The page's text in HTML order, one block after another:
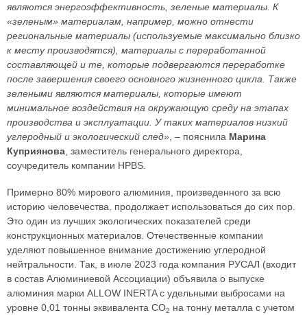
являются энергоэффективность, зеленые материалы. К
«зеленым» материалам, например, можно отнести
региональные материалы (используемые максимально близко
к месту производятся), материалы с переработанной
составляющей и те, которые подвергаются переработке
после завершения своего основного жизненного цикла. Также
зелеными являются материалы, которые имеют
минимальное воздействия на окружающую среду на этапах
производства и эксплуатации. У таких материалов низкий
углеродный и экологический след» , – пояснила Марина
Куприянова , заместитель генерального директора,
соучредитель компании HPBS.
Примерно 80% мирового алюминия, произведенного за всю
историю человечества, продолжает использоваться до сих пор.
Это один из лучших экологических показателей среди
конструкционных материалов. Отечественные компании
уделяют повышенное внимание достижению углеродной
нейтральности. Так, в июле 2023 года компания РУСАЛ (входит
в состав Алюминиевой Ассоциации) объявила о выпуске
алюминия марки ALLOW INERTA с удельными выбросами на
уровне 0,01 тонны эквивалента CO2 на тонну металла с учетом